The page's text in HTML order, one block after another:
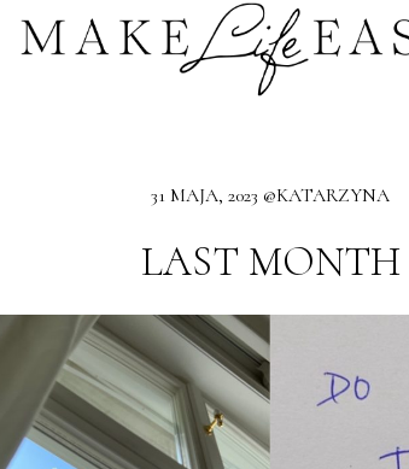
31 MAJA, 2023 @KATARZYNA
LAST MONTH